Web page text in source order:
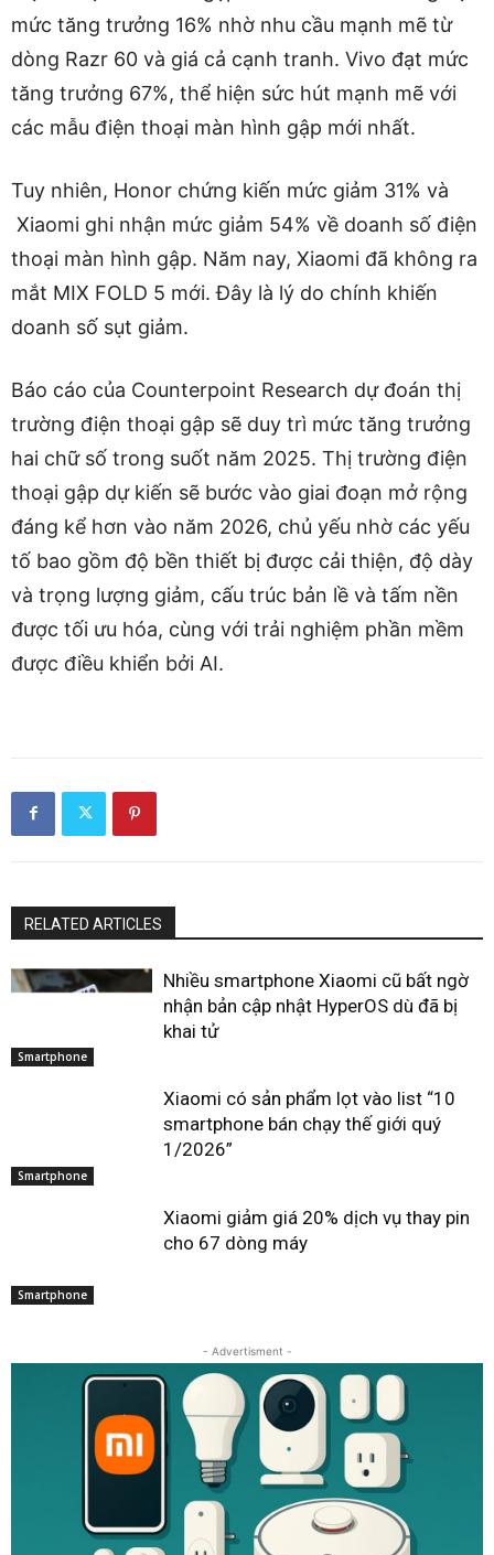
mức tăng trưởng 16% nhờ nhu cầu mạnh mẽ từ
dòng Razr 60 và giá cả cạnh tranh. Vivo đạt mức
tăng trưởng 67%, thể hiện sức hút mạnh mẽ với
các mẫu điện thoại màn hình gập mới nhất.
Tuy nhiên, Honor chứng kiến ​​mức giảm 31% và
Xiaomi ghi nhận mức giảm 54% về doanh số điện
thoại màn hình gập. Năm nay, Xiaomi đã không ra
mắt MIX FOLD 5 mới. Đây là lý do chính khiến
doanh số sụt giảm.
Báo cáo của Counterpoint Research dự đoán thị
trường điện thoại gập sẽ duy trì mức tăng trưởng
hai chữ số trong suốt năm 2025. Thị trường điện
thoại gập dự kiến ​​sẽ bước vào giai đoạn mở rộng
đáng kể hơn vào năm 2026, chủ yếu nhờ các yếu
tố bao gồm độ bền thiết bị được cải thiện, độ dày
và trọng lượng giảm, cấu trúc bản lề và tấm nền
được tối ưu hóa, cùng với trải nghiệm phần mềm
được điều khiển bởi AI.
RELATED ARTICLES
Smartphone
Nhiều smartphone Xiaomi cũ bất ngờ
nhận bản cập nhật HyperOS dù đã bị
khai tử
Smartphone
Xiaomi có sản phẩm lọt vào list “10
smartphone bán chạy thế giới quý
1/2026”
Smartphone
Xiaomi giảm giá 20% dịch vụ thay pin
cho 67 dòng máy
- Advertisment -